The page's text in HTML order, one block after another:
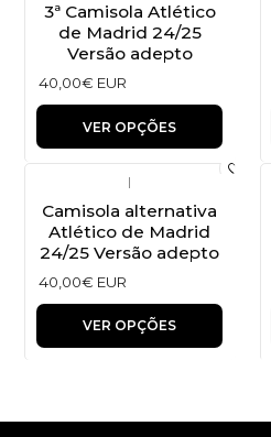
3ª Camisola Atlético
de Madrid 24/25
Versão adepto
40,00€ EUR
VER OPÇÕES
|
Camisola alternativa
Atlético de Madrid
24/25 Versão adepto
40,00€ EUR
VER OPÇÕES